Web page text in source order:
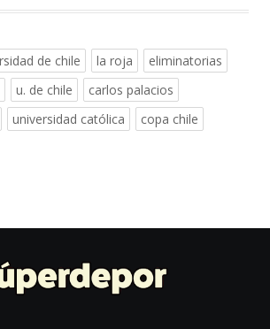
de chile la roja
eliminatorias
u. de chile
carlos palacios
universidad católica
copa chile